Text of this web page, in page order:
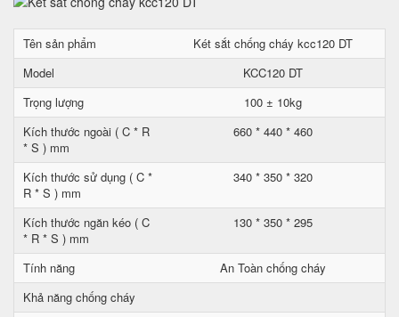
Tên sản phẩm
Két sắt chống cháy kcc120 DT
Model
KCC120 DT
Trọng lượng
100 ± 10kg
Kích thước ngoài ( C * R
* S ) mm
660 * 440 * 460
Kích thước sử dụng ( C *
R * S ) mm
340 * 350 * 320
Kích thước ngăn kéo ( C
* R * S ) mm
130 * 350 * 295
Tính năng
An Toàn chống cháy
Khả năng chống cháy